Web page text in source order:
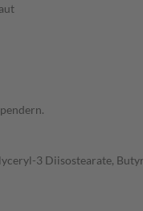
3 Diisostearate,